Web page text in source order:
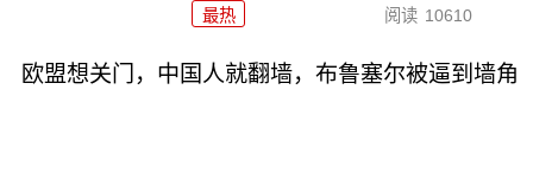
最热 阅读 10610
欧盟想关门，中国人就翻墙，布鲁塞尔被逼到墙角